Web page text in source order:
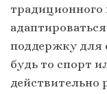
поддержку для
будь то спорт
действительно